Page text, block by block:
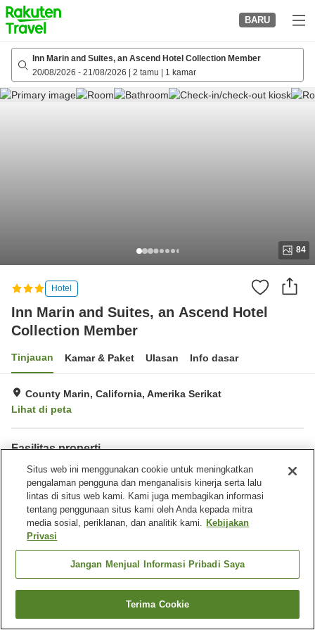
to
top
page
BARU
Inn Marin and Suites, an Ascend Hotel Collection Member
20/08/2026 - 21/08/2026 2 tamu 1 kamar
84
Hotel
Inn Marin and Suites, an Ascend Hotel
Collection Member
Tinjauan Kamar & Paket Ulasan Info dasar
County Marin, California, Amerika Serikat
Lihat di peta
Fasilitas properti
Tempat parkir
Bar
Benar-benar bebas rokok
Laundry
Beranda Amerika Serikat California
County Marin
Inn Marin and Suites, an Ascend Hotel Collection Member
Cari kamar
Situs web ini menggunakan cookie untuk meningkatkan
pengalaman pengguna dan menganalisis kinerja serta lalu
lintas di situs web kami. Kami juga membagikan informasi
tentang penggunaan situs kami oleh Anda kepada mitra
media sosial, periklanan, dan analitik kami. Kebijakan
Privasi
Jangan Menjual Informasi Pribadi Saya
Terima Cookie